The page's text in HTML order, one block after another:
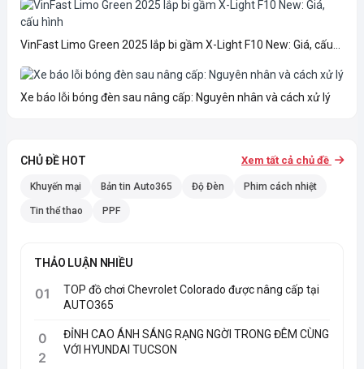
VinFast Limo Green 2025 lắp bi gầm X-Light F10 New: Giá, cấu...
Xe báo lỗi bóng đèn sau nâng cấp: Nguyên nhân và cách xử lý
CHỦ ĐỀ HOT Xem tất cả chủ đề
Khuyến mại Bản tin Auto365 Độ Đèn Phim cách nhiệt
Tin thể thao PPF
THẢO LUẬN NHIỀU
01
TOP đồ chơi Chevrolet Colorado được nâng cấp tại
AUTO365
0
2
ĐỈNH CAO ÁNH SÁNG RẠNG NGỜI TRONG ĐÊM CÙNG
VỚI HYUNDAI TUCSON